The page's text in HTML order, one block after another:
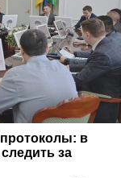
в
за